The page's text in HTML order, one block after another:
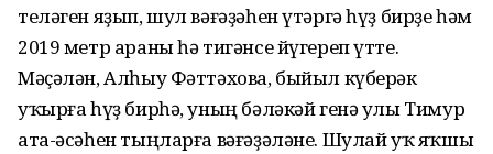
теләген яҙып, шул вәғәҙәһен үтәргә һүҙ бирҙе һәм
2019 метр араны һә тигәнсе йүгереп үтте.
Мәҫәлән, Алһыу Фәттәхова, быйыл күберәк
уҡырға һүҙ бирһә, уның бәләкәй генә улы Тимур
ата-әсәһен тыңларға вәғәҙәләне. Шулай уҡ яҡшы